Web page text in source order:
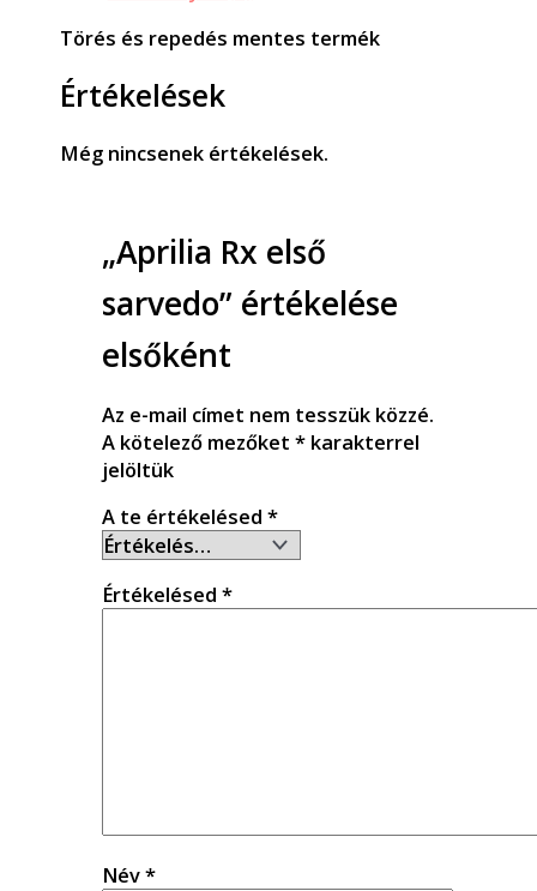
Törés és repedés mentes termék
Értékelések
Még nincsenek értékelések.
„Aprilia Rx első
sarvedo” értékelése
elsőként
Az e-mail címet nem tesszük közzé.
A kötelező mezőket *karakterrel
jelöltük
A te értékelésed *
Értékelésed *
Név*